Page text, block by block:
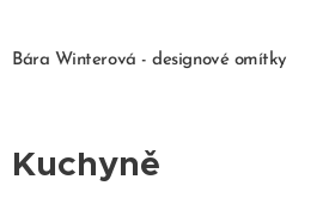
Bára Winterová - designové omítky
Kuchyně